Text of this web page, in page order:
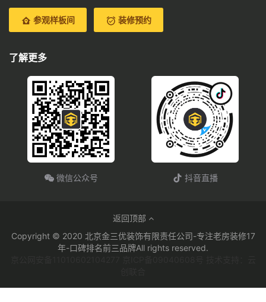
参观样板间 装修预约
了解更多
微信公众号 抖音直播
返回顶部
Copyright © 2020 北京金三优装饰有限责任公司-专注老房装修17
年-口碑排名前三品牌All rights reserved.